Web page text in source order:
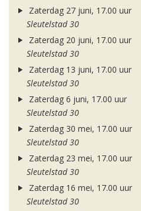
Zaterdag 27 juni, 17.00 uur
Sleutelstad 30
Zaterdag 20 juni, 17.00 uur
Sleutelstad 30
Zaterdag 13 juni, 17.00 uur
Sleutelstad 30
Zaterdag 6 juni, 17.00 uur
Sleutelstad 30
Zaterdag 30 mei, 17.00 uur
Sleutelstad 30
Zaterdag 23 mei, 17.00 uur
Sleutelstad 30
Zaterdag 16 mei, 17.00 uur
Sleutelstad 30